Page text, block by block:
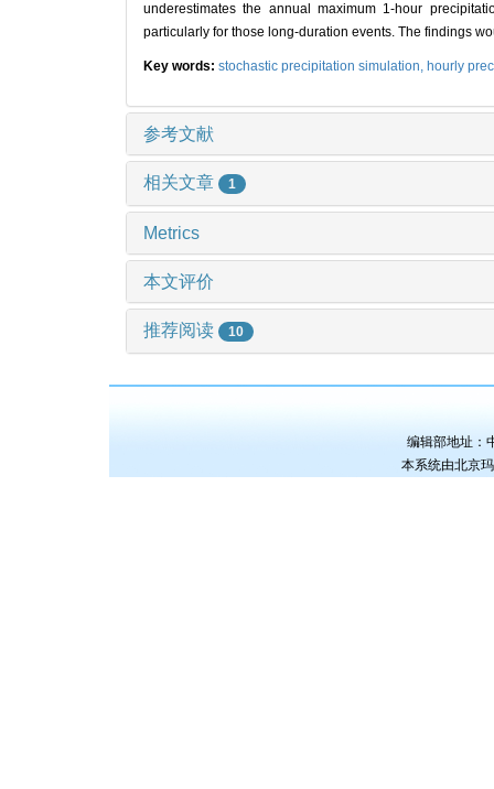
underestimates the annual maximum 1-hour
particularly for those long-duration events. The findings
Key words: stochastic precipitation simulation, hourly
参考文献
相关文章 1
Metrics
本文评价
推荐阅读 10
编辑部地址：
本系统由北京